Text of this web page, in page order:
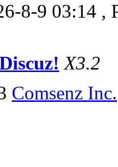
8-9 03:14 ,
X3.2
Comsenz Inc.